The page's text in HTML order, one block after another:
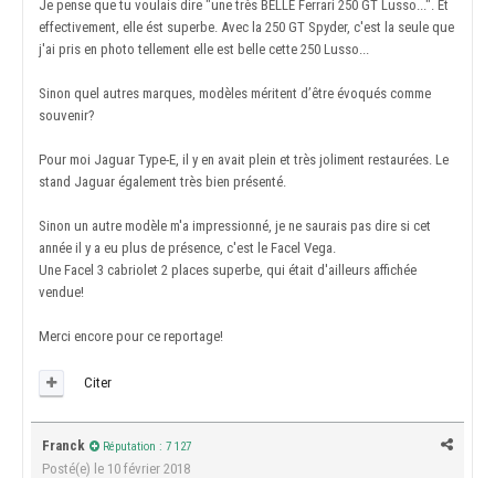
Je pense que tu voulais dire "une très BELLE Ferrari 250 GT Lusso...". Et
effectivement, elle ést superbe. Avec la 250 GT Spyder, c'est la seule que
j'ai pris en photo tellement elle est belle cette 250 Lusso...
Sinon quel autres marques, modèles méritent d’être évoqués comme
souvenir?
Pour moi Jaguar Type-E, il y en avait plein et très joliment restaurées. Le
stand Jaguar également très bien présenté.
Sinon un autre modèle m'a impressionné, je ne saurais pas dire si cet
année il y a eu plus de présence, c'est le Facel Vega.
Une Facel 3 cabriolet 2 places superbe, qui était d'ailleurs affichée
vendue!
Merci encore pour ce reportage!
Citer
Franck Réputation : 7 127
Posté(e) le 10 février 2018